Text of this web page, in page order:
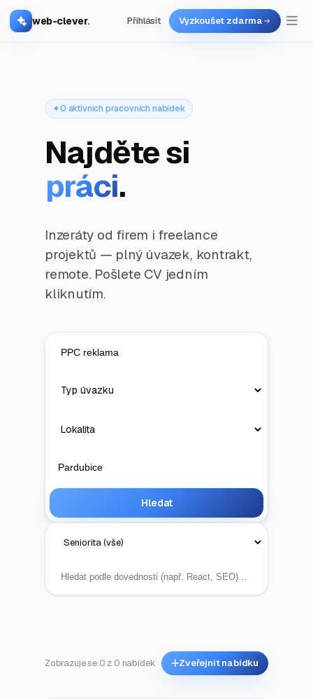
web-clever. Přihlásit Vyzkoušet zdarma
0 aktivních pracovních nabídek
Najděte si
práci.
Inzeráty od firem i freelance
projektů — plný úvazek, kontrakt,
remote. Pošlete CV jedním
kliknutím.
Hledat
Zobrazuje se 0 z 0 nabídek Zveřejnit nabídku